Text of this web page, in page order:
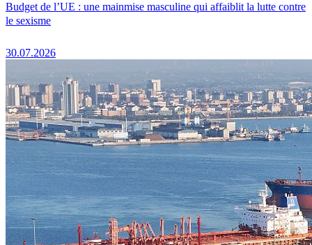
Budget de l’UE : une mainmise masculine qui affaiblit la lutte contre
le sexisme
30.07.2026